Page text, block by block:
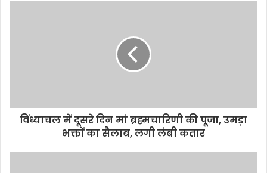
n
k
विंध्याचल में दूसरे दिन मां ब्रह्मचारिणी की पूजा, उमड़ा
भक्तों का सैलाब, लगी लंबी कतार